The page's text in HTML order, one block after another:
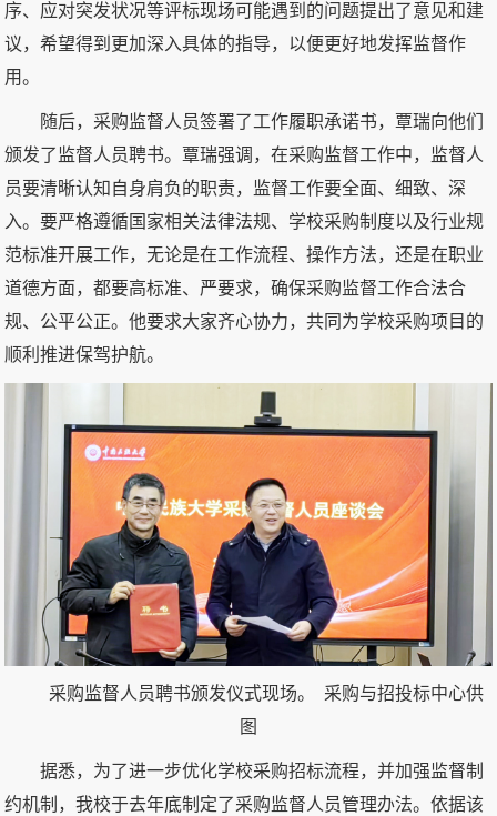
序、应对突发状况等评标现场可能遇到的问题提出了意见和建
议，希望得到更加深入具体的指导，以便更好地发挥监督作
用。
随后，采购监督人员签署了工作履职承诺书，覃瑞向他们
颁发了监督人员聘书。覃瑞强调，在采购监督工作中，监督人
员要清晰认知自身肩负的职责，监督工作要全面、细致、深
入。要严格遵循国家相关法律法规、学校采购制度以及行业规
范标准开展工作，无论是在工作流程、操作方法，还是在职业
道德方面，都要高标准、严要求，确保采购监督工作合法合
规、公平公正。他要求大家齐心协力，共同为学校采购项目的
顺利推进保驾护航。
采购监督人员聘书颁发仪式现场。 采购与招投标中心供
图
据悉，为了进一步优化学校采购招标流程，并加强监督制
约机制，我校于去年底制定了采购监督人员管理办法。依据该